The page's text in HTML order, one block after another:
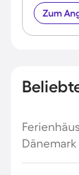
Zum
Dänemark